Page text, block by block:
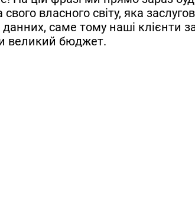
свого власного світу, яка
данних, саме тому наші клієнти
великий бюджет.